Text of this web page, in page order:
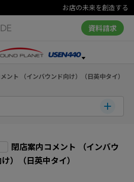
お店の未来を創造する
資料請求
ント （インバウンド向け）（日英中タイ）
閉店案内コメント （インバウ
）（日英中タイ）